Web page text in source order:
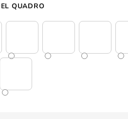
QUADRO